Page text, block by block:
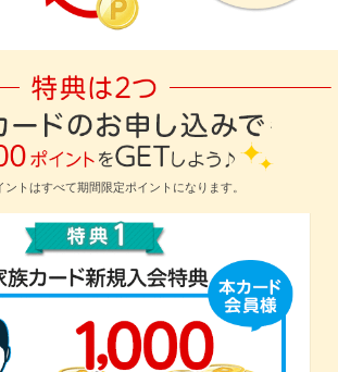
トはすべて期間限定ポイントになります。